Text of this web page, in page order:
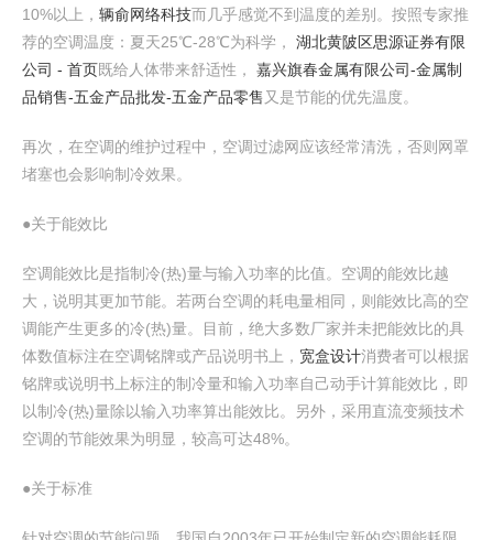
10%以上， 辆俞网络科技而几乎感觉不到温度的差别。按照专家推
荐的空调温度：夏天25℃-28℃为科学， 湖北黄陂区思源证券有限
公司 - 首页既给人体带来舒适性， 嘉兴旗春金属有限公司-金属制
品销售-五金产品批发-五金产品零售又是节能的优先温度。
再次，在空调的维护过程中，空调过滤网应该经常清洗，否则网罩
堵塞也会影响制冷效果。
●关于能效比
空调能效比是指制冷(热)量与输入功率的比值。空调的能效比越
大，说明其更加节能。若两台空调的耗电量相同，则能效比高的空
调能产生更多的冷(热)量。目前，绝大多数厂家并未把能效比的具
体数值标注在空调铭牌或产品说明书上， 宽盒设计消费者可以根据
铭牌或说明书上标注的制冷量和输入功率自己动手计算能效比，即
以制冷(热)量除以输入功率算出能效比。另外，采用直流变频技术
空调的节能效果为明显，较高可达48%。
●关于标准